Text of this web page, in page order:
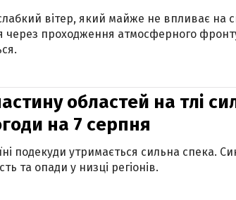
вітер, який майже не впливає на
через проходження атмосферного
областей на тлі
на 7 серпня
подекуди утримається сильна спека.
та опади у низці регіонів.